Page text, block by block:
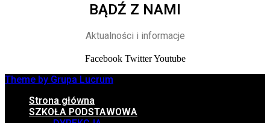
BĄDŹ Z NAMI
Aktualności i informacje
Facebook Twitter Youtube
Theme by Grupa Lucrum
Strona główna
SZKOŁA PODSTAWOWA